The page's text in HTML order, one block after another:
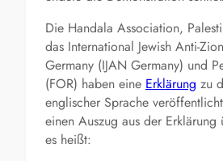
Die Handala Association,
das International Jewish Anti-
Germany (IJAN Germany) und
(FOR) haben eine Erklärung zu
englischer Sprache
einen Auszug aus der Erklärung
es heißt: